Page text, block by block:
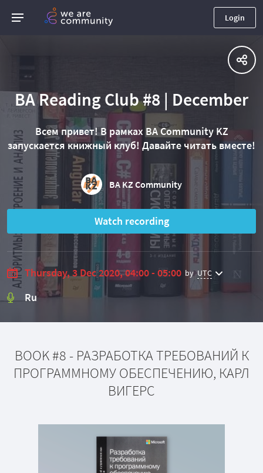
Login
BA Reading Club #8 | December
Всем привет! В рамках BA Community KZ
запускается книжный клуб! Давайте читать вместе!
BA KZ Community
Watch recording
Thursday, 3 Dec 2020, 04:00 - 05:00 by UTC
Ru
BOOK #8 - РАЗРАБОТКА ТРЕБОВАНИЙ К
ПРОГРАММНОМУ ОБЕСПЕЧЕНИЮ, КАРЛ
ВИГЕРС